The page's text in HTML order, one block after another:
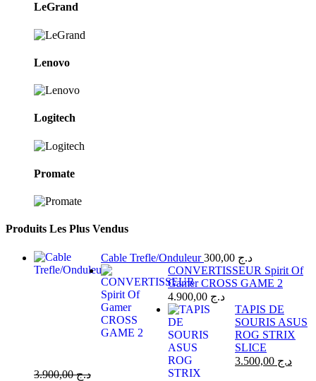
LeGrand
Lenovo
Logitech
Promate
Produits Les Plus Vendus
Cable Trefle/Onduleur د.ج
CONVERTISSEUR Spirit Of
Gamer CROSS GAME 2
د.ج
TAPIS DE
SOURIS ASUS
ROG STRIX
SLICE
د.ج
د.ج3.900,00